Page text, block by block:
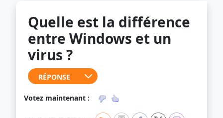
Quelle est la différence
entre Windows et un
virus ?
Votez maintenant :